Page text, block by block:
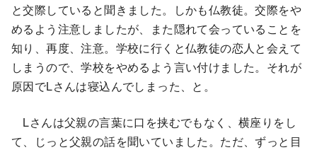
と交際していると聞きました。しかも仏教徒。交際をや
めるよう注意しましたが、また隠れて会っていることを
知り、再度、注意。学校に行くと仏教徒の恋人と会えて
しまうので、学校をやめるよう言い付けました。それが
原因でLさんは寝込んでしまった、と。
Lさんは父親の言葉に口を挟むでもなく、横座りをし
て、じっと父親の話を聞いていました。ただ、ずっと目